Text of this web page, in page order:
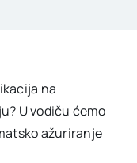
na
U vodiču ćemo
ažuriranje